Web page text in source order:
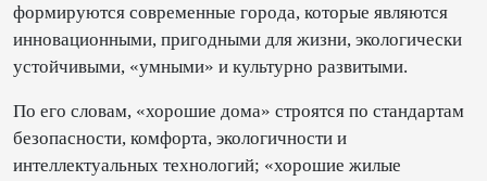
формируются современные города, которые являются
инновационными, пригодными для жизни, экологически
устойчивыми, «умными» и культурно развитыми.
По его словам, «хорошие дома» строятся по стандартам
безопасности, комфорта, экологичности и
интеллектуальных технологий; «хорошие жилые